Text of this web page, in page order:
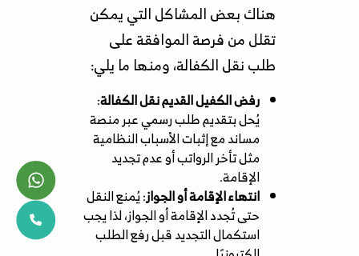
هناك بعض المشاكل التي يمكن
تقلل من فرصة الموافقة على
طلب نقل الكفالة، ومنها ما يلي:
رفض الكفيل القديم نقل الكفالة:
يُحل بتقديم طلب رسمي عبر منصة
مساند مع إثبات الأسباب النظامية
مثل تأخر الرواتب أو عدم تجديد
الإقامة.
انتهاء الإقامة أو الجواز: يُمنع النقل
حتى تُجدد الإقامة أو الجواز، لذا يجب
استكمال التجديد قبل رفع الطلب